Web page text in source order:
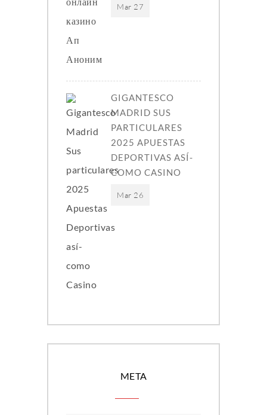
Mar 27
GIGANTESCO
MADRID SUS
PARTICULARES
2025 APUESTAS
DEPORTIVAS ASÍ­
COMO CASINO
Mar 26
META